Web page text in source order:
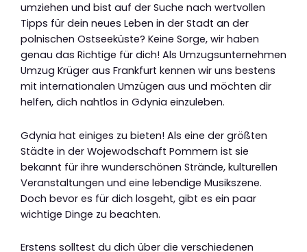
umziehen und bist auf der Suche nach wertvollen
Tipps für dein neues Leben in der Stadt an der
polnischen Ostseeküste? Keine Sorge, wir haben
genau das Richtige für dich! Als Umzugsunternehmen
Umzug Krüger aus Frankfurt kennen wir uns bestens
mit internationalen Umzügen aus und möchten dir
helfen, dich nahtlos in Gdynia einzuleben.
Gdynia hat einiges zu bieten! Als eine der größten
Städte in der Wojewodschaft Pommern ist sie
bekannt für ihre wunderschönen Strände, kulturellen
Veranstaltungen und eine lebendige Musikszene.
Doch bevor es für dich losgeht, gibt es ein paar
wichtige Dinge zu beachten.
Erstens solltest du dich über die verschiedenen